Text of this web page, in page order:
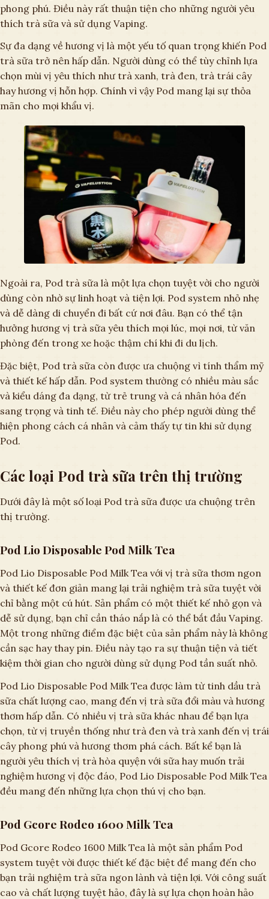
phong phú. Điều này rất thuận tiện cho những người yêu
thích trà sữa và sử dụng Vaping.
Sự đa dạng về hương vị là một yếu tố quan trọng khiến Pod
trà sữa trở nên hấp dẫn. Người dùng có thể tùy chỉnh lựa
chọn mùi vị yêu thích như trà xanh, trà đen, trà trái cây
hay hương vị hỗn hợp. Chính vì vậy Pod mang lại sự thỏa
mãn cho mọi khẩu vị.
Ngoài ra, Pod trà sữa là một lựa chọn tuyệt vời cho người
dùng còn nhờ sự linh hoạt và tiện lợi. Pod system nhỏ nhẹ
và dễ dàng di chuyển đi bất cứ nơi đâu. Bạn có thể tận
hưởng hương vị trà sữa yêu thích mọi lúc, mọi nơi, từ văn
phòng đến trong xe hoặc thậm chí khi đi du lịch.
Đặc biệt, Pod trà sữa còn được ưa chuộng vì tính thẩm mỹ
và thiết kế hấp dẫn. Pod system thường có nhiều màu sắc
và kiểu dáng đa dạng, từ trẻ trung và cá nhân hóa đến
sang trọng và tinh tế. Điều này cho phép người dùng thể
hiện phong cách cá nhân và cảm thấy tự tin khi sử dụng
Pod.
Các loại Pod trà sữa trên thị trường
Dưới đây là một số loại Pod trà sữa được ưa chuộng trên
thị trường.
Pod Lio Disposable Pod Milk Tea
Pod Lio Disposable Pod Milk Tea với vị trà sữa thơm ngon
và thiết kế đơn giản mang lại trải nghiệm trà sữa tuyệt vời
chỉ bằng một cú hút. Sản phẩm có một thiết kế nhỏ gọn và
dễ sử dụng, bạn chỉ cần tháo nắp là có thể bắt đầu Vaping.
Một trong những điểm đặc biệt của sản phẩm này là không
cần sạc hay thay pin. Điều này tạo ra sự thuận tiện và tiết
kiệm thời gian cho người dùng sử dụng Pod tần suất nhỏ.
Pod Lio Disposable Pod Milk Tea được làm từ tinh dầu trà
sữa chất lượng cao, mang đến vị trà sữa đổi màu và hương
thơm hấp dẫn. Có nhiều vị trà sữa khác nhau để bạn lựa
chọn, từ vị truyền thống như trà đen và trà xanh đến vị trái
cây phong phú và hương thơm phá cách. Bất kể bạn là
người yêu thích vị trà hòa quyện với sữa hay muốn trải
nghiệm hương vị độc đáo, Pod Lio Disposable Pod Milk Tea
đều mang đến những lựa chọn thú vị cho bạn.
Pod Gcore Rodeo 1600 Milk Tea
Pod Gcore Rodeo 1600 Milk Tea là một sản phẩm Pod
system tuyệt vời được thiết kế đặc biệt để mang đến cho
bạn trải nghiệm trà sữa ngon lành và tiện lợi. Với công suất
cao và chất lượng tuyệt hảo, đây là sự lựa chọn hoàn hảo